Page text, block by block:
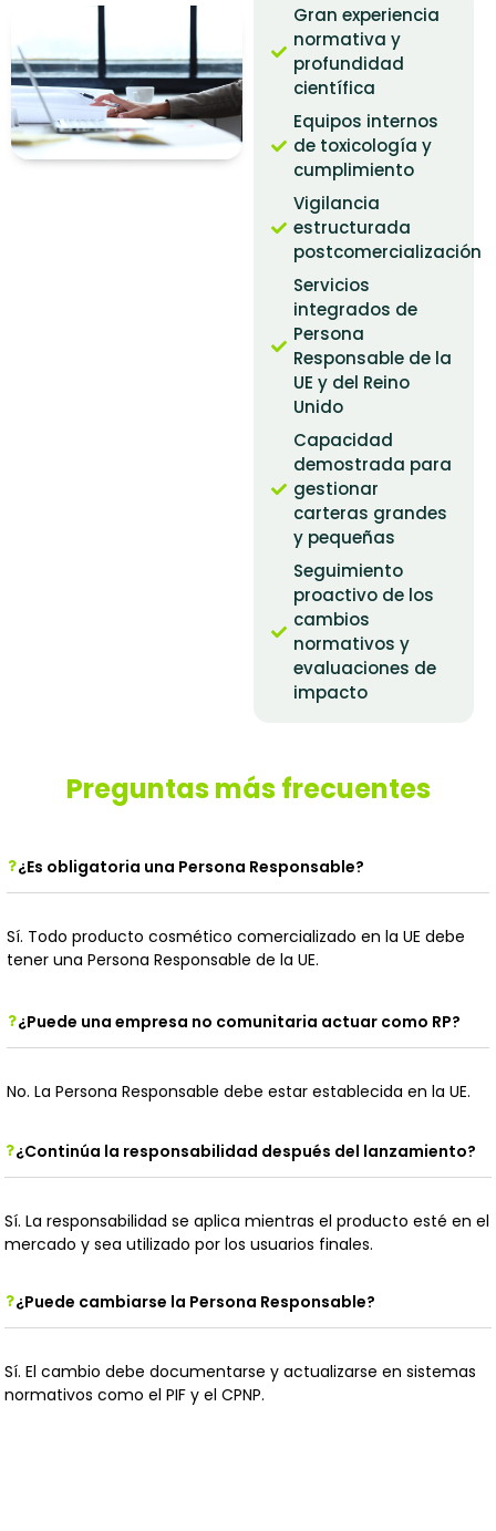
Gran experiencia
normativa y
profundidad
científica
Equipos internos
de toxicología y
cumplimiento
Vigilancia
estructurada
postcomercialización
Servicios
integrados de
Persona
Responsable de la
UE y del Reino
Unido
Capacidad
demostrada para
gestionar
carteras grandes
y pequeñas
Seguimiento
proactivo de los
cambios
normativos y
evaluaciones de
impacto
Preguntas más frecuentes
¿Es obligatoria una Persona Responsable?
Sí. Todo producto cosmético comercializado en la UE debe
tener una Persona Responsable de la UE.
¿Puede una empresa no comunitaria actuar como RP?
No. La Persona Responsable debe estar establecida en la UE.
¿Continúa la responsabilidad después del lanzamiento?
Sí. La responsabilidad se aplica mientras el producto esté en el
mercado y sea utilizado por los usuarios finales.
¿Puede cambiarse la Persona Responsable?
Sí. El cambio debe documentarse y actualizarse en sistemas
normativos como el PIF y el CPNP.